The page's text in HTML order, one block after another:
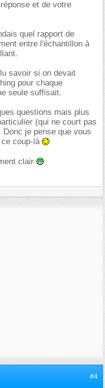
et de votre
quel rapport de
entre l'échantillon à
savoir si on devait
pour chaque
seule suffisait.
questions mais plus
(qui ne court pas
je pense que vous
coup-là
clair
#4